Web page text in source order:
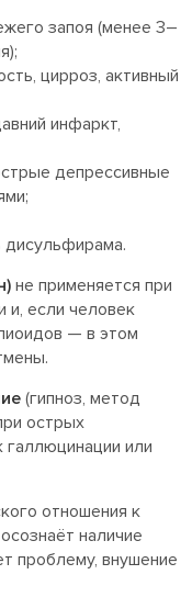
запоя (менее 3–
цирроз, активный
инфаркт,
депрессивные
дисульфирама.
не применяется при
и, если человек
— в этом
(гипноз, метод
острых
галлюцинации или
отношения к
наличие
проблему, внушение